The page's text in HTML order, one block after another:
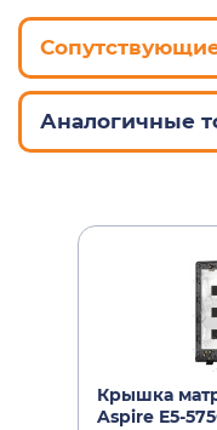
Аналогичные
Крышка
Aspire E5-